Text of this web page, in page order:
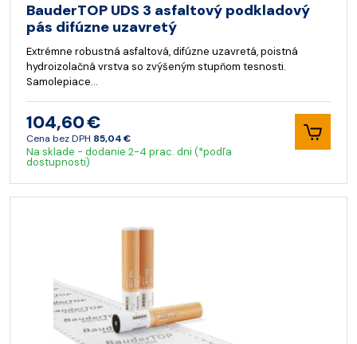
BauderTOP UDS 3 asfaltový podkladový
pás difúzne uzavretý
Extrémne robustná asfaltová, difúzne uzavretá, poistná
hydroizolačná vrstva so zvýšeným stupňom tesnosti.
Samolepiace…
104,60 €
Cena bez DPH 85,04 €
Na sklade - dodanie 2-4 prac. dni (*podľa
dostupnosti)